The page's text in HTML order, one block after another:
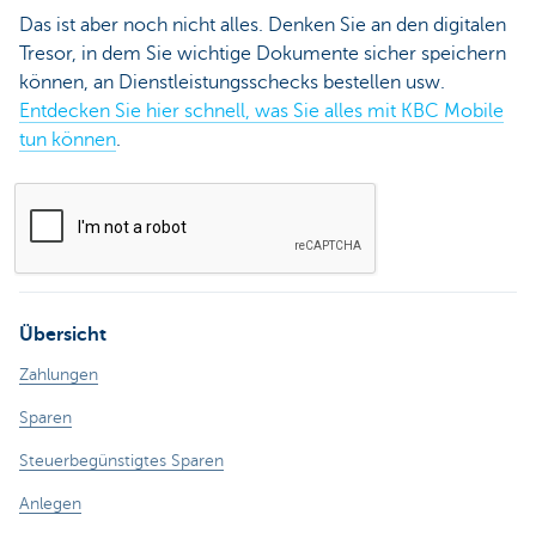
Das ist aber noch nicht alles. Denken Sie an den digitalen
Tresor, in dem Sie wichtige Dokumente sicher speichern
können, an Dienstleistungsschecks bestellen usw.
Entdecken Sie hier schnell, was Sie alles mit KBC Mobile
tun können.
Übersicht
Zahlungen
Sparen
Steuerbegünstigtes Sparen
Anlegen